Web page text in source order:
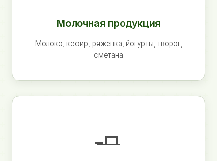
Молочная продукция
Молоко, кефир, ряженка, йогурты, творог,
сметана
🧈